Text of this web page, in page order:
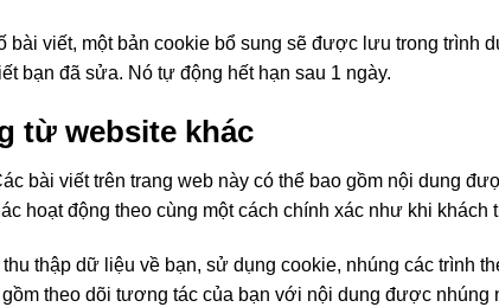
bài viết, một bản cookie bổ sung sẽ được lưu trong trình
bạn đã sửa. Nó tự động hết hạn sau 1 ngày.
từ website khác
bài viết trên trang web này có thể bao gồm nội dung
hoạt động theo cùng một cách chính xác như khi khách
thập dữ liệu về bạn, sử dụng cookie, nhúng các trình
theo dõi tương tác của bạn với nội dung được nhúng